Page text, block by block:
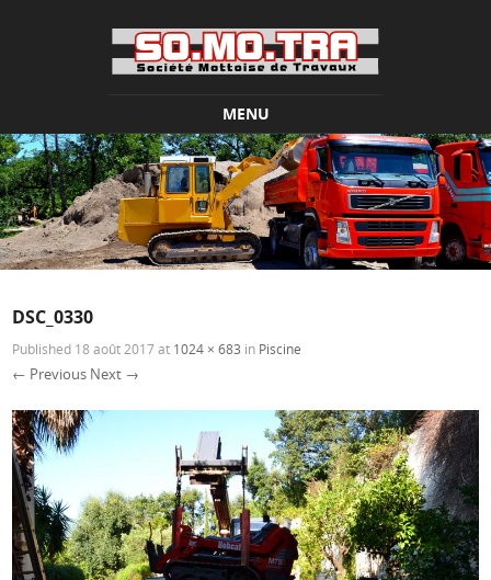
MENU
Skip to content
DSC_0330
Published 18 août 2017at 1024 × 683 in Piscine
← Previous Next →